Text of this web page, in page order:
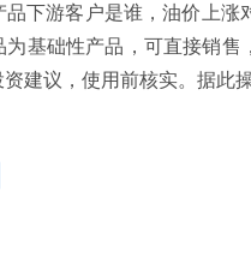
下游客户是谁，油价上
为基础性产品，可直接销
建议，使用前核实。据此